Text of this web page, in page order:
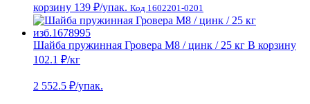
корзину 139 ₽/упак. Код 1602201-0201
Шайба пружинная Гровера М8 / цинк / 25 кг В корзину
102.1 ₽/кг
2 552.5 ₽/упак.